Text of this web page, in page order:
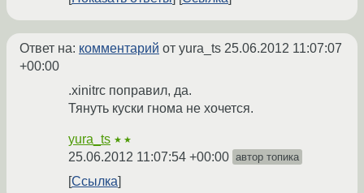
Ответ на: комментарий от yura_ts 25.06.2012 11:07:07
+00:00
.xinitrc поправил, да.
Тянуть куски гнома не хочется.
yura_ts ★★
25.06.2012 11:07:54 +00:00 автор топика
Ссылка